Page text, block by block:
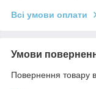
Всі умови оплати
Умови
Повернення товару